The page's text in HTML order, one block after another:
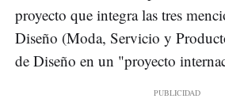
proyecto que integra las tres
Diseño (Moda, Servicio y
de Diseño en un "proyecto